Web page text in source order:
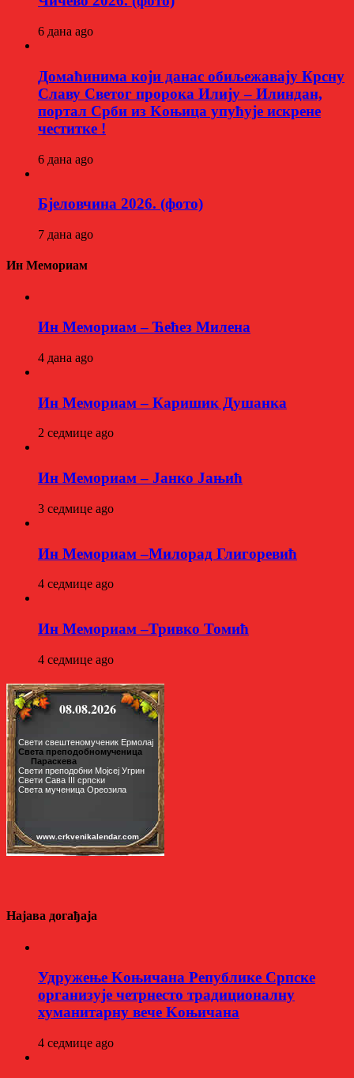
6 дана ago
Домаћинима који данас обиљежавају Крсну
Славу Светог пророка Илију – Илиндан,
портал Срби из Kоњица упућује искрене
честитке !
6 дана ago
Бјеловчина 2026. (фото)
7 дана ago
Ин Мемориам
Ин Мемориам – Ћећез Милена
4 дана ago
Ин Мемориам – Каришик Душанка
2 седмице ago
Ин Мемориам – Јанко Јањић
3 седмице ago
Ин Мемориам –Милорад Глигоревић
4 седмице ago
Ин Мемориам –Тривко Томић
4 седмице ago
Најава догађаја
Удружење Kоњичана Републике Српске
организује четрнесто традиционалну
хуманитарну вече Kоњичана
4 седмице ago